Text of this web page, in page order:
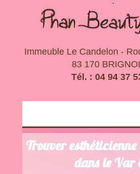
Immeuble Le Candelon -
83 170
Tél. : 04 94 37
Trouver
dans le Var